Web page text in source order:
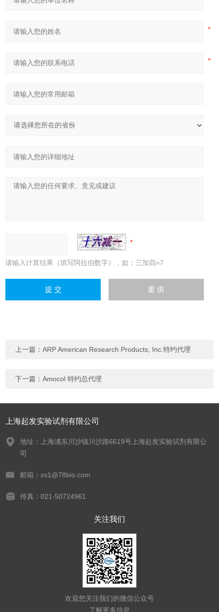
请输入计算结果（填写阿拉伯数字），如：三加四=7
上一篇：ARP American Research Products, Inc.特约代理
下一篇：Amocol 特约总代理
上海起发实验试剂有限公司
地址：上海浦东川沙镇川沙路6619号上海起发实验试剂有限公
司
邮箱：xs1@78bio.com
传真：021-50724961
关注我们
欢迎您关注我们的微信公众号
了解更多信息